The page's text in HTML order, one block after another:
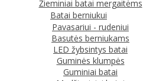
Žieminiai batai mergaitėms
Batai berniukui
Pavasariui - rudeniui
Basutės berniukams
LED žybsintys batai
Guminės klumpės
Guminiai batai